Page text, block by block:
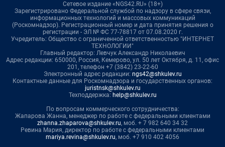
Сетевое издание «NGS42.RU» (18+)
Зарегистрировано Федеральной службой по надзору в сфере связи,
информационных технологий и массовых коммуникаций
(Роскомнадзор). Регистрационный номер и дата принятия решения о
регистрации - ЭЛ № ФС 77-78817 от 07.08.2020 г.
Учредитель: Общество с ограниченной ответственностью "ИНТЕРНЕТ
ТЕХНОЛОГИИ"
Главный редактор: Левчук Александр Николаевич
Адрес редакции: 650000, Россия, Кемерово, ул. 50 лет Октября, д. 11, офис
201, телефон +7 (3842) 23-22-60
Электронный адрес редакции: ngs42@shkulev.ru
Контактные данные для Роскомнадзора и государственных органов:
juristnsk@shkulev.ru
Техподдержка: help@shkulev.ru
По вопросам коммерческого сотрудничества:
Жапарова Жанна, менеджер по работе с федеральными клиентами
zhanna.zhaparova@shkulev.ru, моб. + 7 982 640 34 32
Ревина Мария, директор по работе с федеральными клиентами
mariya.revina@shkulev.ru, моб. +7 910 402 4056